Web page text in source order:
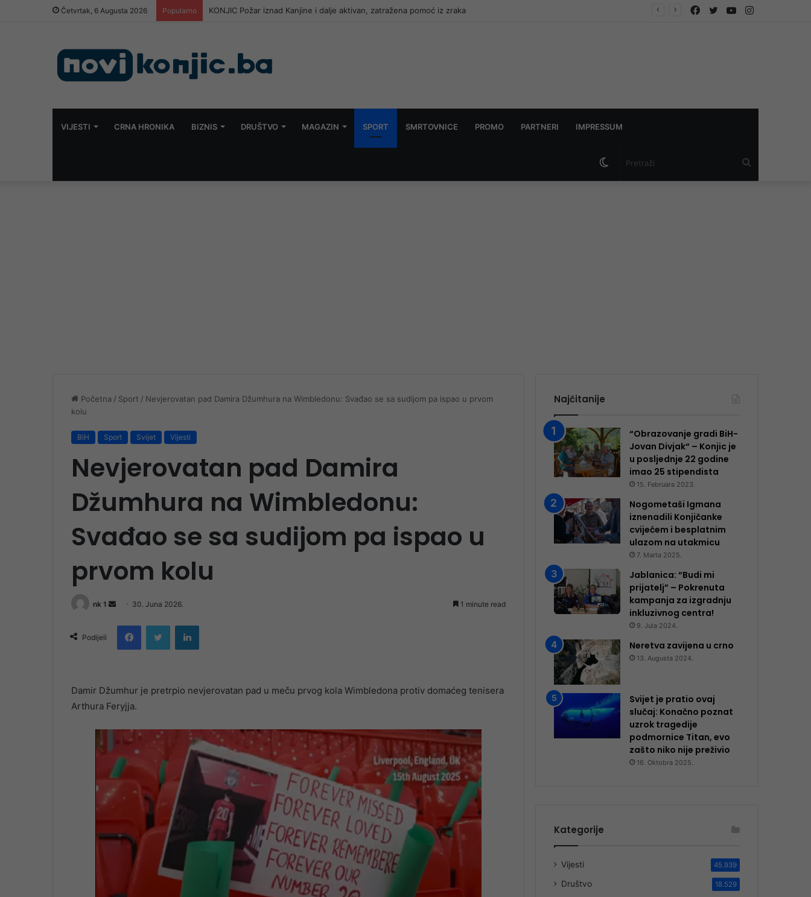
Četvrtak, 6 Augusta 2026 Popularno KONJIC Požar iznad Kanjine i dalje aktivan, zatražena pomoć iz zraka Instagram
YouTube
Twitter
Facebook
VIJESTI CRNA HRONIKA BIZNIS DRUŠTVO MAGAZIN SPORT SMRTOVNICE PROMO PARTNERI IMPRESSUM
Switch
Početna / Sport / Nevjerovatan pad Damira Džumhura na Wimbledonu: Svađao se sa sudijom pa ispao u prvom
kolu
BiH Sport Svijet Vijesti
Nevjerovatan pad Damira
Džumhura na Wimbledonu:
Svađao se sa sudijom pa ispao u
prvom kolu
nk 1
Send
email
30. Juna 2026. 1 minute read
Podijeli
FacebookTwitter LinkedIn
Damir Džumhur je pretrpio nevjerovatan pad u meču prvog kola Wimbledona protiv domaćeg tenisera
Arthura Feryjja.
Najčitanije
“Obrazovanje gradi BiH-
Jovan Divjak“ – Konjic je
u posljednje 22 godine
imao 25 ​​stipendista
15. Februara 2023.
Nogometaši Igmana
iznenadili Konjičanke
cvijećem i besplatnim
ulazom na utakmicu
7. Marta 2025.
Jablanica: “Budi mi
prijatelj” – Pokrenuta
kampanja za izgradnju
inkluzivnog centra!
9. Jula 2024.
Neretva zavijena u crno
13. Augusta 2024.
Svijet je pratio ovaj
slučaj: Konačno poznat
uzrok tragedije
podmornice Titan, evo
zašto niko nije preživio
16. Oktobra 2025.
Kategorije
Vijesti 45.939
Društvo 18.529